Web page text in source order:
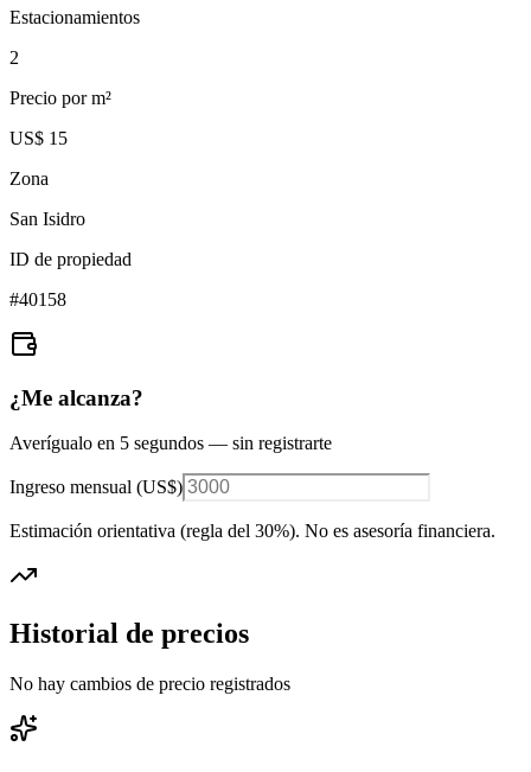
Estacionamientos
2
Precio por m²
US$ 15
Zona
San Isidro
ID de propiedad
#40158
¿Me alcanza?
Averígualo en 5 segundos — sin registrarte
Ingreso mensual (US$)
Estimación orientativa (regla del 30%). No es asesoría financiera.
Historial de precios
No hay cambios de precio registrados